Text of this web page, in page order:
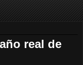
real de